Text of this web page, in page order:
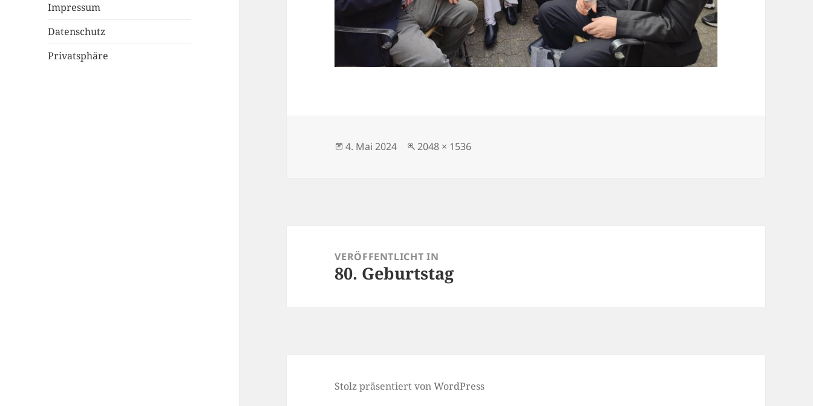
Impressum
Datenschutz
Privatsphäre
Veröffentlicht
4. Mai 2024
Volle
2048 × 1536
VERÖFFENTLICHT IN
80. Geburtstag
Stolz präsentiert von WordPress